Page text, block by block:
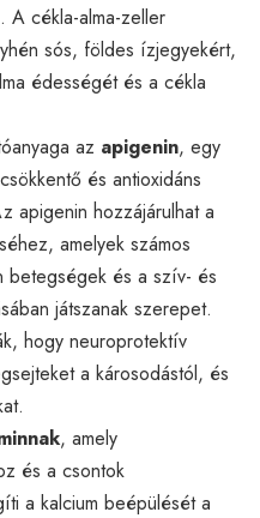
A cékla-alma-zeller
sós, földes ízjegyekért,
édességét és a cékla
az apigenin, egy
és antioxidáns
apigenin hozzájárulhat a
amelyek számos
betegségek és a szív- és
játszanak szerepet.
hogy neuroprotektív
a károsodástól, és
, amely
és a csontok
a kalcium beépülését a